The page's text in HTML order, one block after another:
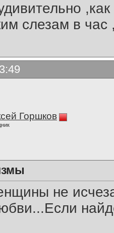
слезам в
Горшков
не